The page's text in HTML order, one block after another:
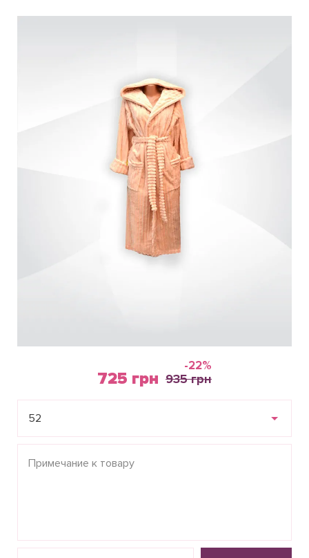
Контакты
Пн-Пт: с 8.00 до 17.00
(097) 779 44 39
Виктория
(097) 779 44 39
sofiyatextil@gmail.com
г. Горишние Плавни, ул. Строна 3, 2 этаж, София Текстиль
-22%
935 грн
725 грн
52